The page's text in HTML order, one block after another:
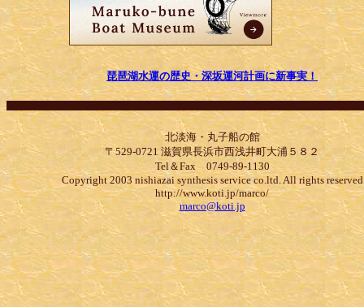
琵琶湖水運の歴史・深坂運河計画に新事実！
北淡海・丸子船の館
〒529-0721 滋賀県長浜市西浅井町大浦５８２
Tel＆Fax 0749-89-1130
Copyright 2003 nishiazai synthesis service co.ltd. All rights reserved
http://www.koti.jp/marco/
marco@koti.jp